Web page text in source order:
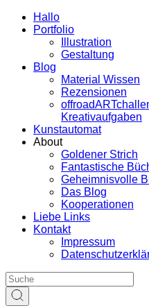
Hallo
Portfolio
Illustration
Gestaltung
Blog
Material Wissen
Rezensionen
Kreativaufgaben
Kunstautomat
About
Goldener Strich
Fantastische
Geheimnisvolle
Das Blog
Kooperationen
Liebe Links
Kontakt
Impressum